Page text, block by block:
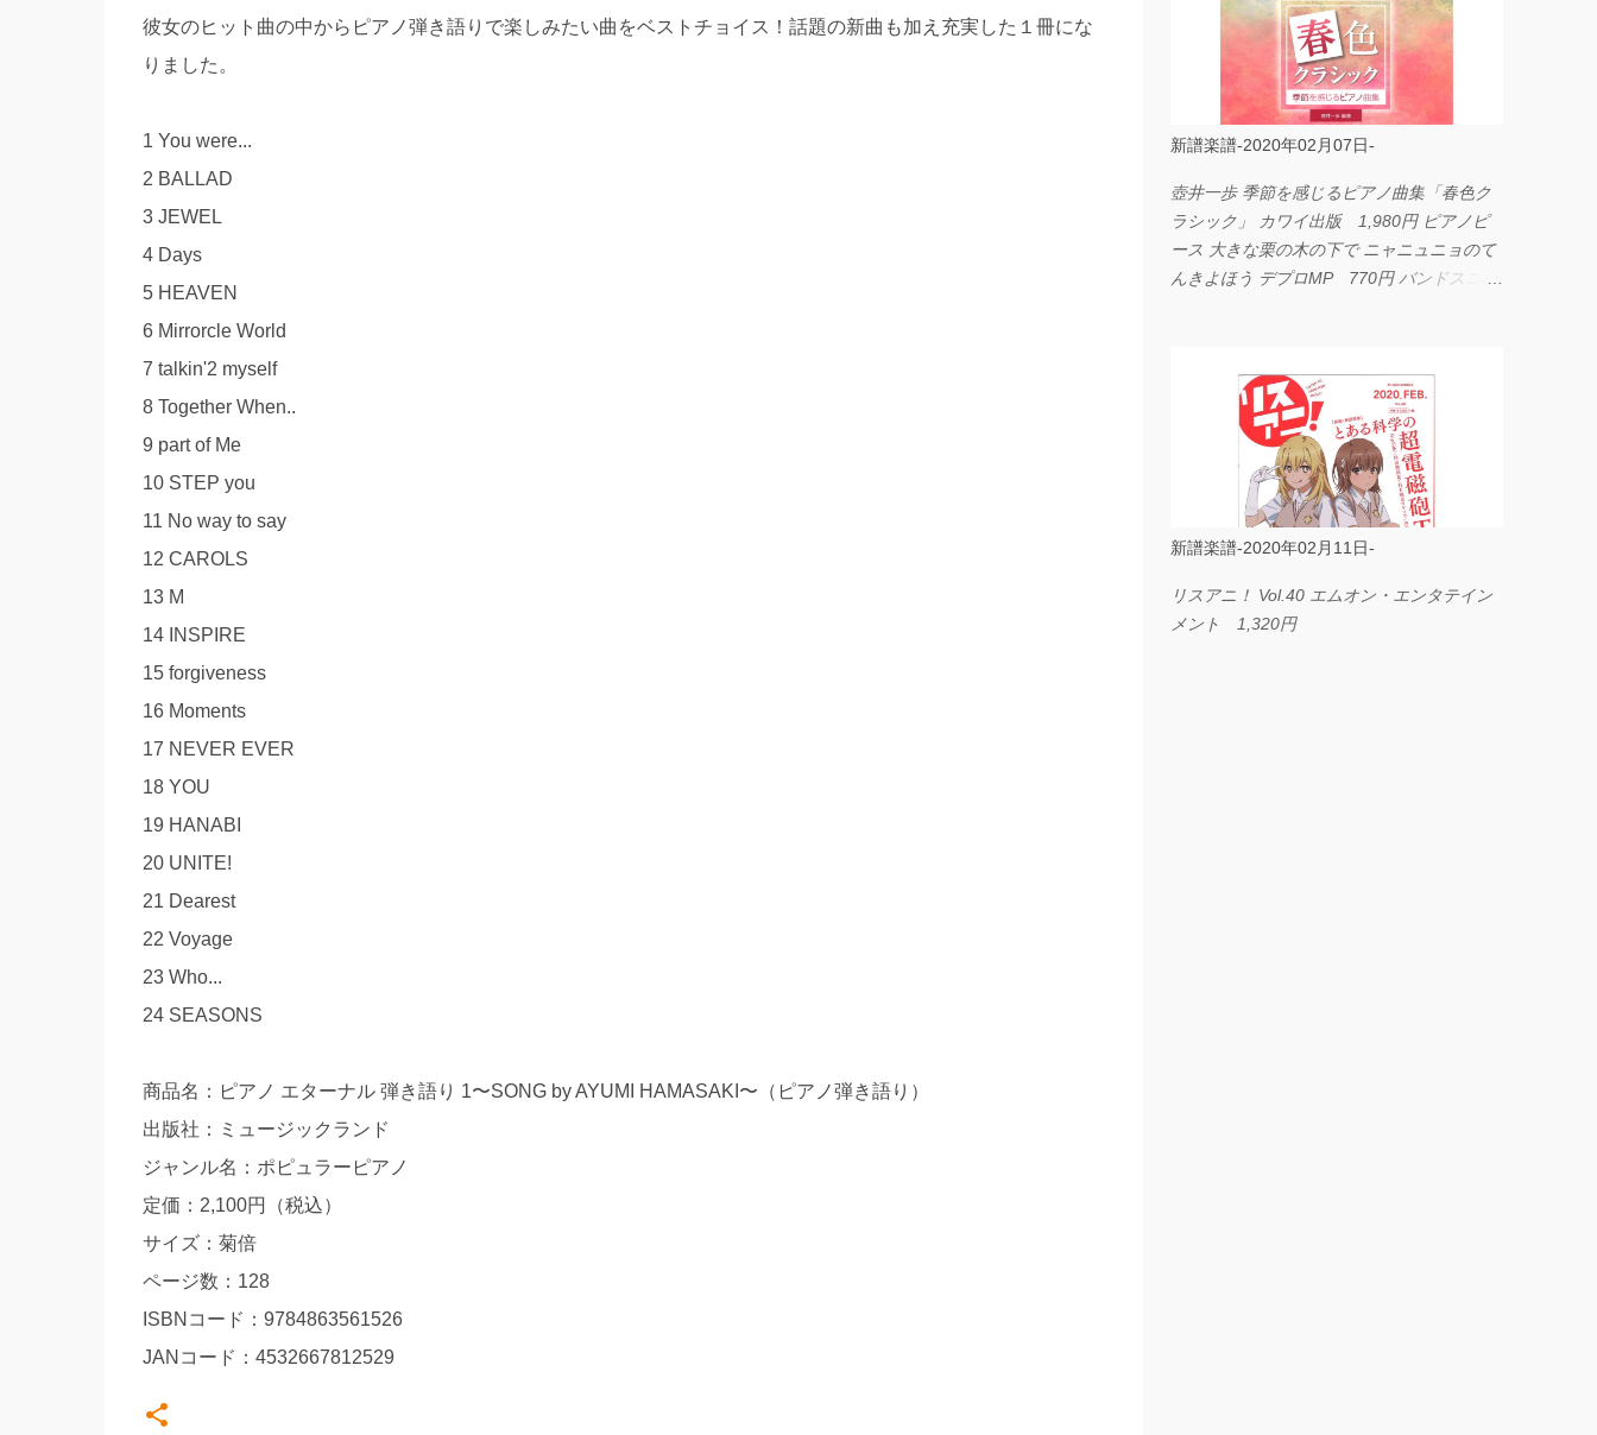
彼女のヒット曲の中からピアノ弾き語りで楽しみたい曲をベストチョイス！話題の新曲も加え充実した１冊にな
りました。
1 You were...
2 BALLAD
3 JEWEL
4 Days
5 HEAVEN
6 Mirrorcle World
7 talkin'2 myself
8 Together When..
9 part of Me
10 STEP you
11 No way to say
12 CAROLS
13 M
14 INSPIRE
15 forgiveness
16 Moments
17 NEVER EVER
18 YOU
19 HANABI
20 UNITE!
21 Dearest
22 Voyage
23 Who...
24 SEASONS
商品名：ピアノ エターナル 弾き語り 1〜SONG by AYUMI HAMASAKI〜（ピアノ弾き語り）
出版社：ミュージックランド
ジャンル名：ポピュラーピアノ
定価：2,100円（税込）
サイズ：菊倍
ページ数：128
ISBNコード：9784863561526
JANコード：4532667812529
新譜楽譜-2020年02月07日-
壺井一歩 季節を感じるピアノ曲集「春色ク
ラシック」 カワイ出版 1,980円 ピアノピ
ース 大きな栗の木の下で ニャニュニョのて
んきよほう デプロMP 770円 バンドスコア
ス I LOVE．．． Official髭男dism やさしく
弾ける ピアノピース フェアリー 660円
BP2225 Kingdom of the Heavens 春畑道哉
バンドピース フェアリー 825円
新譜楽譜-2020年02月11日-
リスアニ！ Vol.40 エムオン・エンタテイン
メント 1,320円